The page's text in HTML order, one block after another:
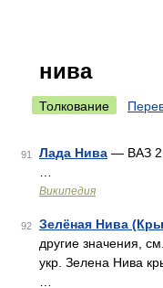
нива
Толкование
91 Лада Нива — ВАЗ
Википедия
92 Зелёная Нива
другие значения,
укр. Зелена Нива